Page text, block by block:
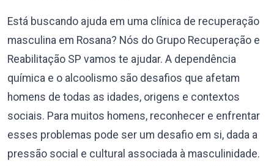
Está buscando ajuda em uma clínica de recuperação
masculina em Rosana? Nós do Grupo Recuperação e
Reabilitação SP vamos te ajudar. A dependência
química e o alcoolismo são desafios que afetam
homens de todas as idades, origens e contextos
sociais. Para muitos homens, reconhecer e enfrentar
esses problemas pode ser um desafio em si, dada a
pressão social e cultural associada à masculinidade.